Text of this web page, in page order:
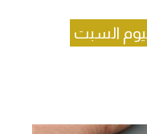
السبت